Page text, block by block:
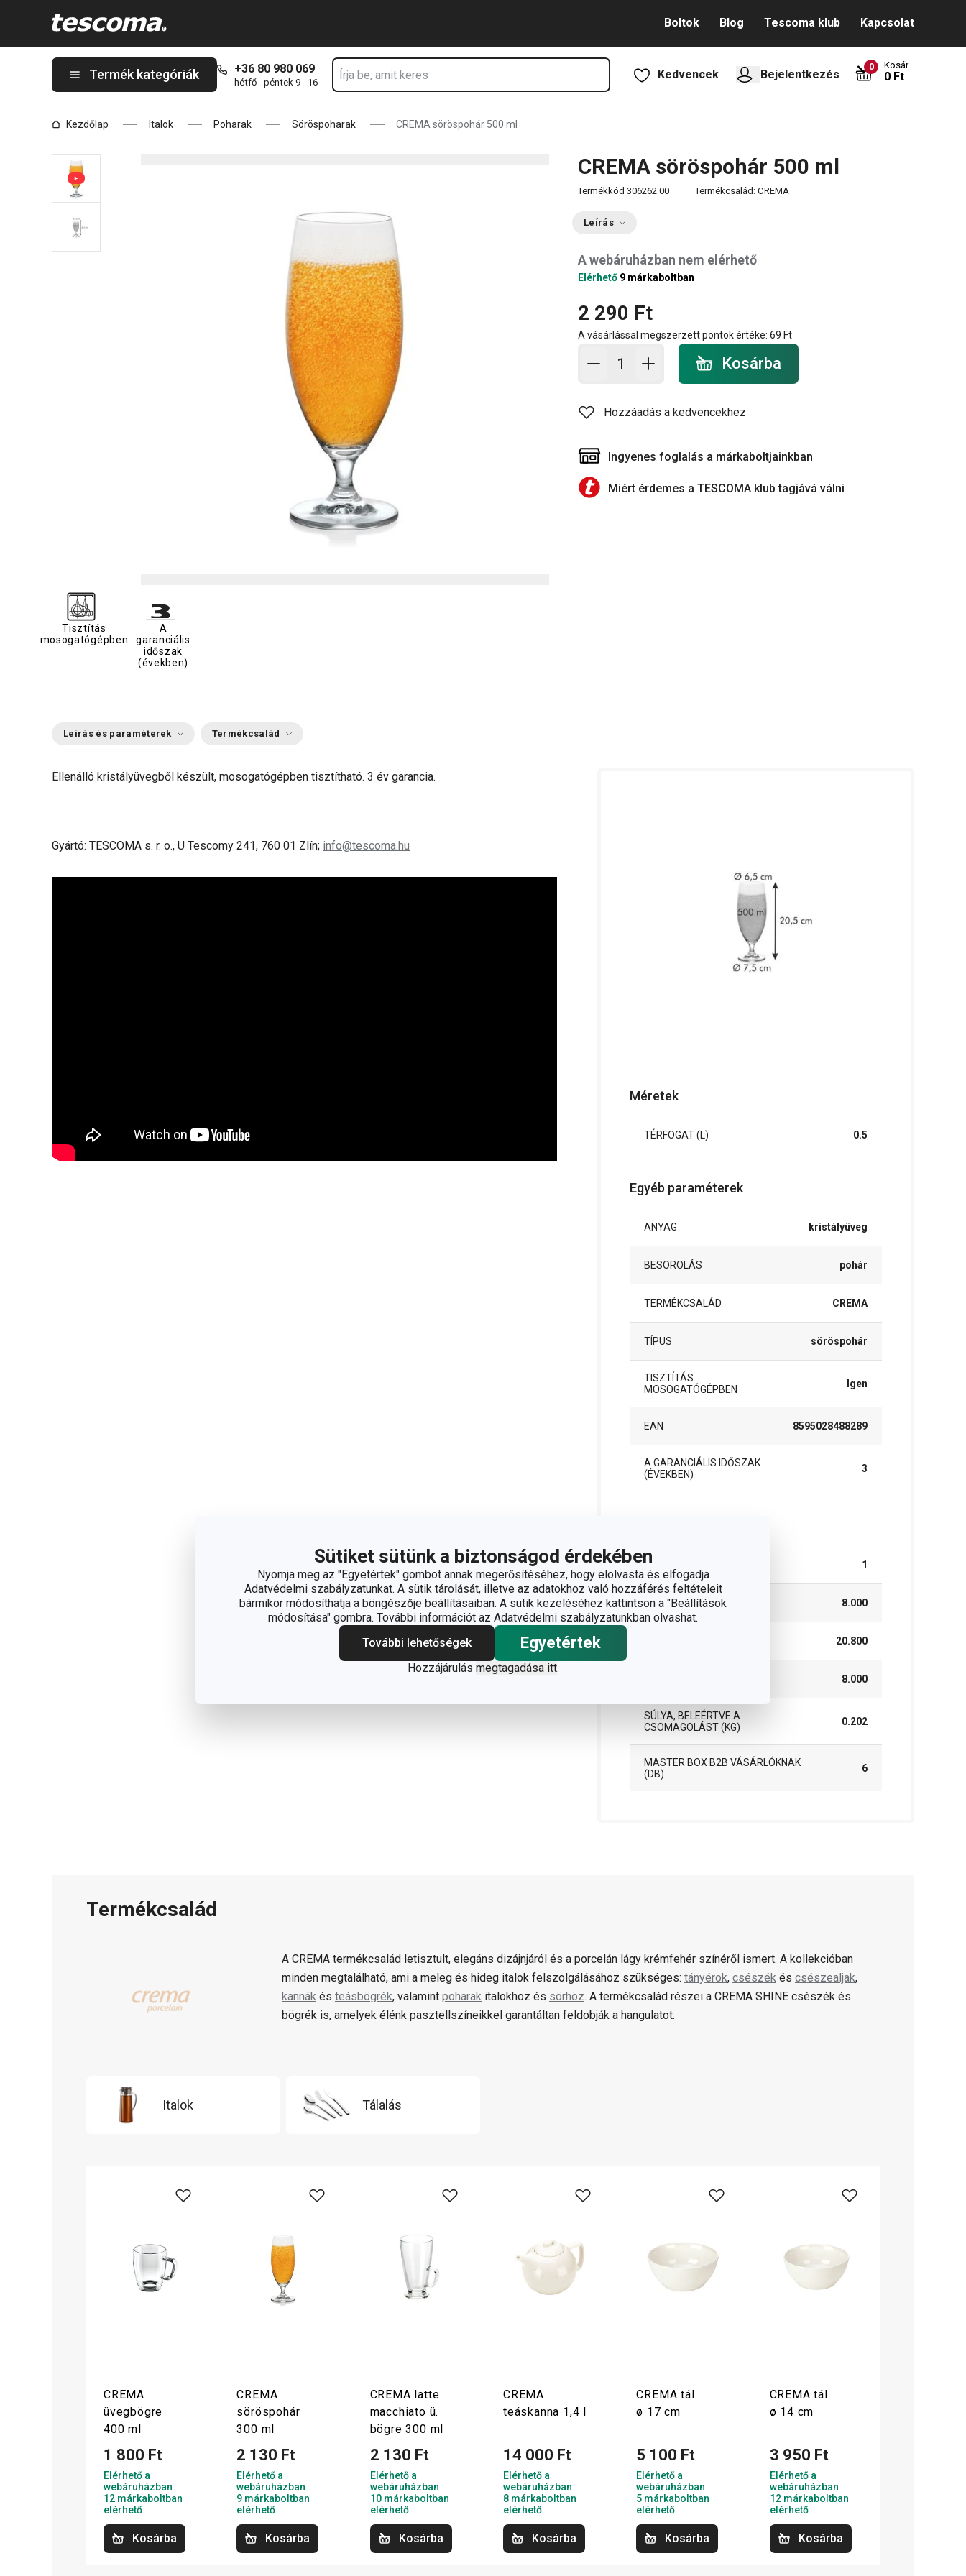
Sütiket sütünk a biztonságod érdekében
Nyomja meg az "Egyetértek" gombot annak megerősítéséhez, hogy elolvasta és elfogadja
Adatvédelmi szabályzatunkat. A sütik tárolását, illetve az adatokhoz való hozzáférés feltételeit
bármikor módosíthatja a böngészője beállításaiban. A sütik kezeléséhez kattintson a "Beállítások
módosítása" gombra. További információt az Adatvédelmi szabályzatunkban olvashat.
További lehetőségek
Egyetértek
Hozzájárulás megtagadása itt.
Boltok Blog Tescoma klub Kapcsolat
Termék kategóriák +36 80 980 069
hétfő - péntek 9 - 16
Kedvencek Bejelentkezés
0 Kosár
0 Ft
Kezdőlap Italok Poharak Söröspoharak CREMA söröspohár 500 ml
CREMA söröspohár 500 ml
Termékkód 306262.00 Termékcsalád: CREMA
Leírás
A webáruházban nem elérhető
Elérhető 9 márkaboltban
2 290 Ft
A vásárlással megszerzett pontok értéke: 69 Ft
Kosárba - mennyiség
Kosárba
Hozzáadás a kedvencekhez
Ingyenes foglalás a márkaboltjainkban
Miért érdemes a TESCOMA klub tagjává válni
Tisztítás
mosogatógépben
A
garanciális
időszak
(években)
Leírás és paraméterek Termékcsalád
Ellenálló kristályüvegből készült, mosogatógépben tisztítható. 3 év garancia.
Gyártó: TESCOMA s. r. o., U Tescomy 241, 760 01 Zlín; info@tescoma.hu
Méretek
TÉRFOGAT (L) 0.5
Egyéb paraméterek
ANYAG kristályüveg
BESOROLÁS pohár
TERMÉKCSALÁD CREMA
TÍPUS söröspohár
TISZTÍTÁS
MOSOGATÓGÉPBEN
Igen
EAN 8595028488289
A GARANCIÁLIS IDŐSZAK
(ÉVEKBEN)
3
DARAB / KÉSZLET 1
SZÉLESSÉG (CM) 8.000
20.800
8.000
SÚLYA, BELEÉRTVE A
CSOMAGOLÁST (KG)
0.202
MASTER BOX B2B VÁSÁRLÓKNAK
(DB)
6
Termékcsalád
A CREMA termékcsalád letisztult, elegáns dizájnjáról és a porcelán lágy krémfehér színéről ismert. A kollekcióban
minden megtalálható, ami a meleg és hideg italok felszolgálásához szükséges: tányérok, csészék és csészealjak,
kannák és teásbögrék, valamint poharak italokhoz és sörhöz. A termékcsalád részei a CREMA SHINE csészék és
bögrék is, amelyek élénk pasztellszíneikkel garantáltan feldobják a hangulatot.
Italok Tálalás
CREMA
üvegbögre
400 ml
1 800 Ft
Elérhető a
webáruházban
12 márkaboltban
elérhető
Kosárba
CREMA
söröspohár
300 ml
2 130 Ft
Elérhető a
webáruházban
9 márkaboltban
elérhető
Kosárba
CREMA latte
macchiato ü.
bögre 300 ml
2 130 Ft
Elérhető a
webáruházban
10 márkaboltban
elérhető
Kosárba
CREMA
teáskanna 1,4 l
14 000 Ft
Elérhető a
webáruházban
8 márkaboltban
elérhető
Kosárba
CREMA tál
ø 17 cm
5 100 Ft
Elérhető a
webáruházban
5 márkaboltban
elérhető
Kosárba
CREMA tál
ø 14 cm
3 950 Ft
Elérhető a
webáruházban
12 márkaboltban
elérhető
Kosárba